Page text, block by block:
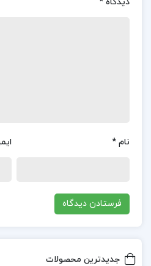
کنم.
همیت جزوه سازمان
انواع مالیات
نام *
جدیدترین محصولات